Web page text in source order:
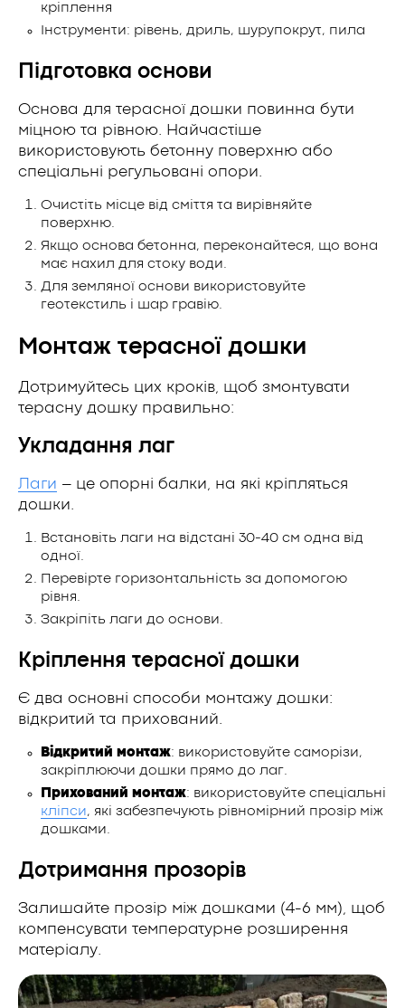
кріплення
Інструменти: рівень, дриль, шурупокрут, пила
Підготовка основи
Основа для терасної дошки повинна бути
міцною та рівною. Найчастіше
використовують бетонну поверхню або
спеціальні регульовані опори.
Очистіть місце від сміття та вирівняйте
поверхню.
Якщо основа бетонна, переконайтеся, що вона
має нахил для стоку води.
Для земляної основи використовуйте
геотекстиль і шар гравію.
Монтаж терасної дошки
Дотримуйтесь цих кроків, щоб змонтувати
терасну дошку правильно:
Укладання лаг
Лаги – це опорні балки, на які кріпляться
дошки.
Встановіть лаги на відстані 30-40 см одна від
одної.
Перевірте горизонтальність за допомогою
рівня.
Закріпіть лаги до основи.
Кріплення терасної дошки
Є два основні способи монтажу дошки:
відкритий та прихований.
Відкритий монтаж: використовуйте саморізи,
закріплюючи дошки прямо до лаг.
Прихований монтаж: використовуйте спеціальні
кліпси, які забезпечують рівномірний прозір між
дошками.
Дотримання прозорів
Залишайте прозір між дошками (4-6 мм), щоб
компенсувати температурне розширення
матеріалу.